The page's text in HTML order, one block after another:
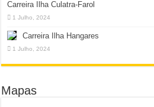
Carreira Ilha Culatra-Farol
1 Julho, 2024
Carreira Ilha Hangares
1 Julho, 2024
Mapas